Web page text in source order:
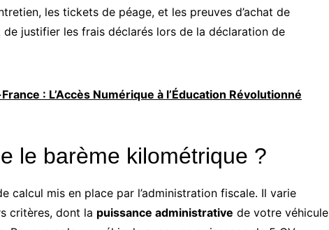
les tickets de péage, et les preuves d’achat de
justifier les frais déclarés lors de la déclaration de
: L’Accès Numérique à l’Éducation Révolutionné
le barème kilométrique ?
calcul mis en place par l’administration fiscale. Il varie
critères, dont la puissance administrative de votre véhicule